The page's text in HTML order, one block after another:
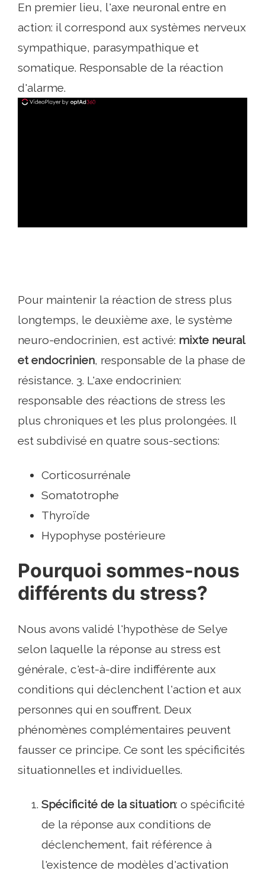
En premier lieu, l'axe neuronal entre en
action: il correspond aux systèmes nerveux
sympathique, parasympathique et
somatique. Responsable de la réaction
d'alarme.
Pour maintenir la réaction de stress plus
longtemps, le deuxième axe, le système
neuro-endocrinien, est activé: mixte neural
et endocrinien, responsable de la phase de
résistance. 3. L'axe endocrinien:
responsable des réactions de stress les
plus chroniques et les plus prolongées. Il
est subdivisé en quatre sous-sections:
Corticosurrénale
Somatotrophe
Thyroïde
Hypophyse postérieure
Pourquoi sommes-nous
différents du stress?
Nous avons validé l'hypothèse de Selye
selon laquelle la réponse au stress est
générale, c'est-à-dire indifférente aux
conditions qui déclenchent l'action et aux
personnes qui en souffrent. Deux
phénomènes complémentaires peuvent
fausser ce principe. Ce sont les spécificités
situationnelles et individuelles.
Spécificité de la situation: o spécificité
de la réponse aux conditions de
déclenchement, fait référence à
l'existence de modèles d'activation